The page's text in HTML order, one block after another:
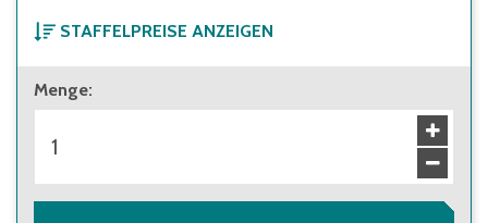
STAFFELPREISE ANZEIGEN
ab 1 Stück
33,10 €
ab 10 Stück
32,10 €
ab 100 Stück
Menge: